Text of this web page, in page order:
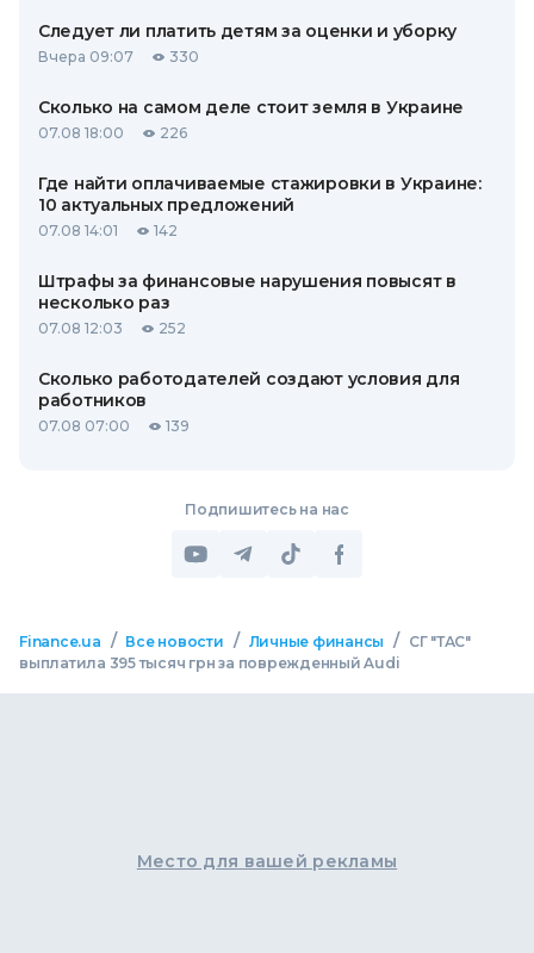
Следует ли платить детям за оценки и уборку
Вчера 09:07 330
Сколько на самом деле стоит земля в Украине
07.08 18:00 226
Где найти оплачиваемые стажировки в Украине:
10 актуальных предложений
07.08 14:01 142
Штрафы за финансовые нарушения повысят в
несколько раз
07.08 12:03 252
Сколько работодателей создают условия для
работников
07.08 07:00 139
Подпишитесь на нас
Finance.ua / Все новости / Личные финансы /
СГ "ТАС"
выплатила 395 тысяч грн за поврежденный Audi
Место для вашей рекламы